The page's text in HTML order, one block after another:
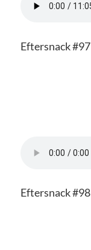
Eftersnack #97
Eftersnack #98